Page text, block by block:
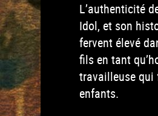
L’authenticité
Idol, et son
fervent élevé
fils en tant
travailleuse qui
enfants.